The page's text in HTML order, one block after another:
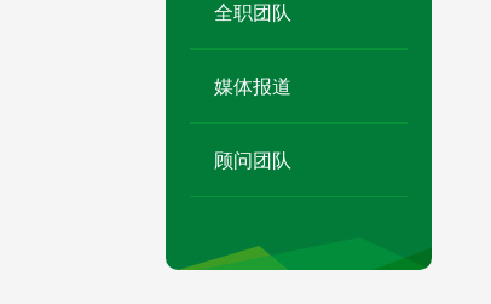
全职团队
媒体报道
顾问团队